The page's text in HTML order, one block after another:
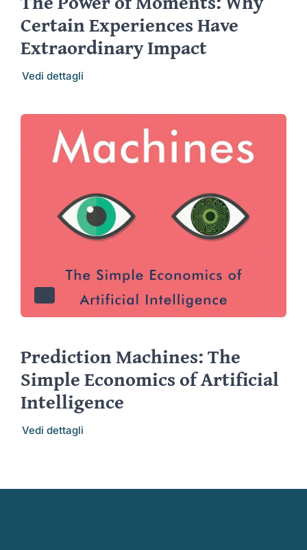
Certain Experiences Have
Extraordinary Impact
Vedi dettagli
Prediction Machines: The
Simple Economics of Artificial
Intelligence
Vedi dettagli